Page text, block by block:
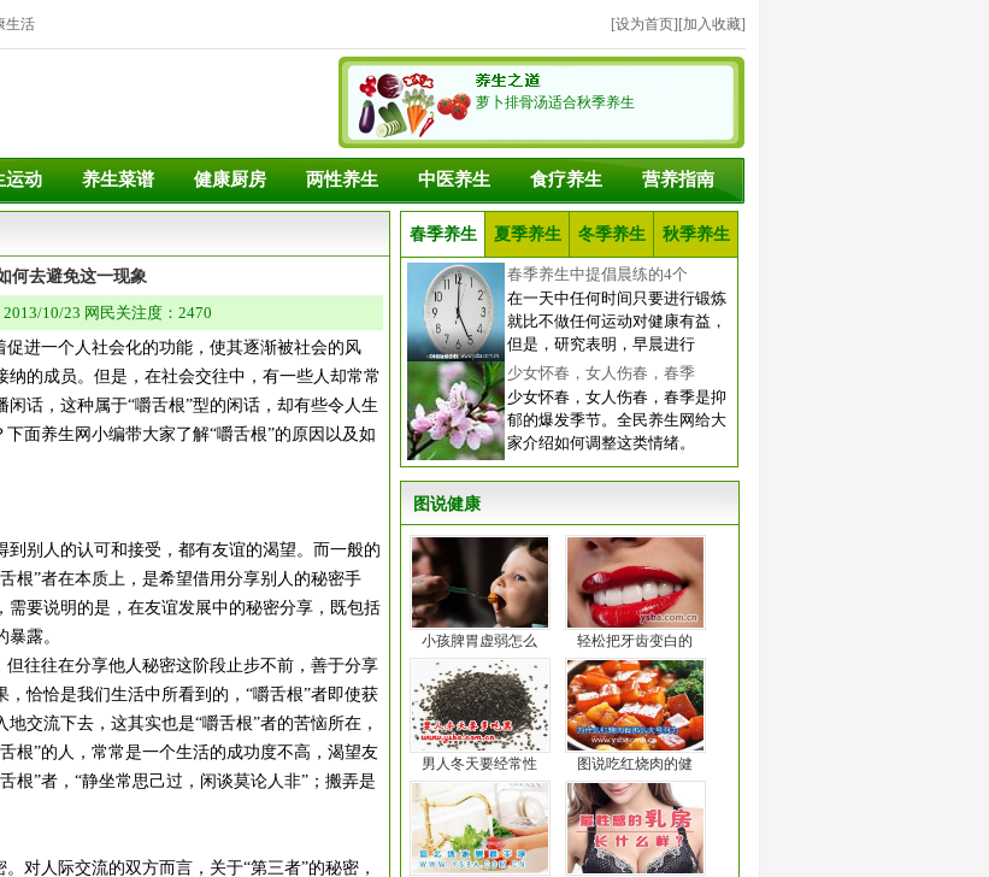
生活 [设为首页][加入收藏]
萝卜排骨汤适合秋季养生
运动 养生菜谱 健康厨房 两性养生 中医养生 食疗养生 营养指南
何去避免这一现象
10/23 网民关注度：2470
进一个人社会化的功能，使其逐渐被社会的风
的成员。但是，在社会交往中，有一些人却常常
话，这种属于“嚼舌根”型的闲话，却有些令人生
面养生网小编带大家了解“嚼舌根”的原因以及如
别人的认可和接受，都有友谊的渴望。而一般的
根”者在本质上，是希望借用分享别人的秘密手
要说明的是，在友谊发展中的秘密分享，既包括
露。
往往在分享他人秘密这阶段止步不前，善于分享
恰恰是我们生活中所看到的，“嚼舌根”者即使获
交流下去，这其实也是“嚼舌根”者的苦恼所在，
根”的人，常常是一个生活的成功度不高，渴望友
根”者，“静坐常思己过，闲谈莫论人非”；搬弄是
人际交流的双方而言，关于“第三者”的秘密，
春季养生 夏季养生 冬季养生 秋季养生
春季养生中提倡晨练的4个
在一天中任何时间只要进行锻炼
就比不做任何运动对健康有益，
但是，研究表明，早晨进行
少女怀春，女人伤春，春季
少女怀春，女人伤春，春季是抑
郁的爆发季节。全民养生网给大
家介绍如何调整这类情绪。
图说健康
小孩脾胃虚弱怎么 轻松把牙齿变白的
男人冬天要经常性 图说吃红烧肉的健